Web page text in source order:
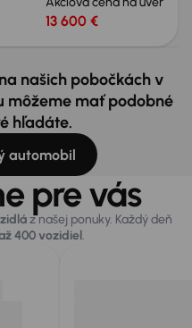
13 600 €
našich pobočkách v
môžeme mať podobné
hľadáte.
automobil
pre vás
z našej ponuky. Každý deň
400 vozidiel.